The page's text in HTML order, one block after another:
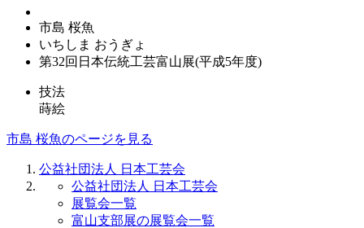
市島 桜魚
いちしま おうぎょ
第32回日本伝統工芸富山展(平成5年度)
技法
蒔絵
市島 桜魚のページを見る
公益社団法人 日本工芸会
公益社団法人 日本工芸会
展覧会一覧
富山支部展の展覧会一覧